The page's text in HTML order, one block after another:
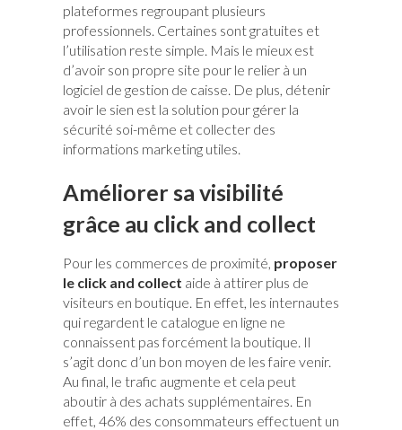
plateformes regroupant plusieurs
professionnels. Certaines sont gratuites et
l’utilisation reste simple. Mais le mieux est
d’avoir son propre site pour le relier à un
logiciel de gestion de caisse. De plus, détenir
avoir le sien est la solution pour gérer la
sécurité soi-même et collecter des
informations marketing utiles.
Améliorer sa visibilité
grâce au click and collect
Pour les commerces de proximité, proposer
le click and collect aide à attirer plus de
visiteurs en boutique. En effet, les internautes
qui regardent le catalogue en ligne ne
connaissent pas forcément la boutique. Il
s’agit donc d’un bon moyen de les faire venir.
Au final, le trafic augmente et cela peut
aboutir à des achats supplémentaires. En
effet, 46% des consommateurs effectuent un